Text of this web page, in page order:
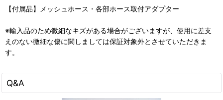
【付属品】メッシュホース・各部ホース取付アダプター
※輸入品のため微細なキズがある場合がございますが、使用に差支
えのない微細な傷に関しましては保証対象外とさせていただきま
す。
Q&A